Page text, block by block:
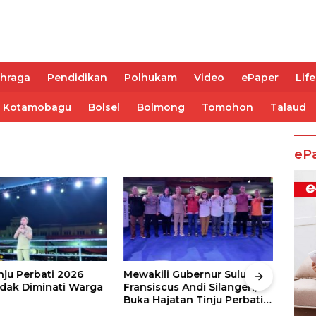
Pendidikan Polhukam Video ePaper
Kotamobagu Bolsel Bolmong Tomohon Talaud
Perbati 2026
Diminati Warga
Mewakili Gubernur Sulut, dr
Fransiscus Andi Silangen,
Buka Hajatan Tinju Perbati